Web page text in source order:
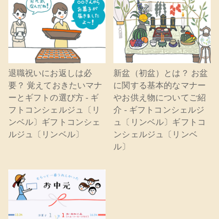
退職祝いにお返しは必
要？ 覚えておきたいマナ
ーとギフトの選び方 - ギ
フトコンシェルジュ〔リ
ンベル〕ギフトコンシェ
ルジュ〔リンベル〕
新盆（初盆）とは？ お盆
に関する基本的なマナー
やお供え物についてご紹
介 - ギフトコンシェルジ
ュ〔リンベル〕ギフトコ
ンシェルジュ〔リンベ
ル〕